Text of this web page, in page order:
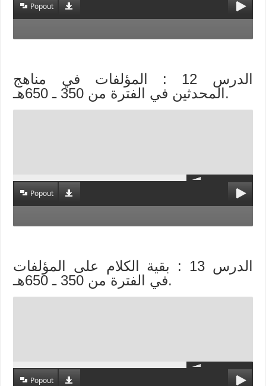
Popout
الدرس 12 : المؤلفات في مناهج
المحدثين في الفترة من 350 ـ 650هـ.
Popout
الدرس 13 : بقية الكلام على المؤلفات
في الفترة من 350 ـ 650هـ.
Popout